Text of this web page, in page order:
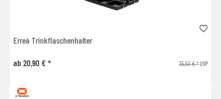
Erreà Trinkflaschenhalter
ab 20,90 € * 35,50 € *UVP